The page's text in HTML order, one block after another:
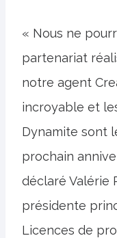
« Nous ne
partenariat
notre agent
incroyable et
Dynamite sont
prochain
déclaré Valérie
présidente
Licences de